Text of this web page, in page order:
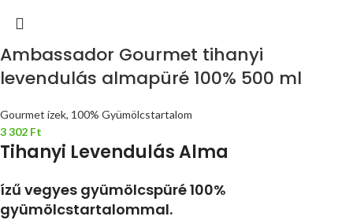
Ambassador Gourmet tihanyi
levendulás almapüré 100% 500 ml
Gourmet ízek, 100% Gyümölcstartalom
3 302 Ft
Tihanyi Levendulás Alma
ízű vegyes gyümölcspüré 100%
gyümölcstartalommal.